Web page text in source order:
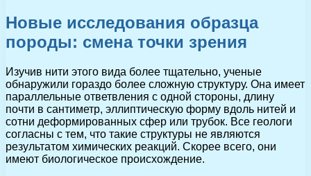
Новые исследования образца
породы: смена точки зрения
Изучив нити этого вида более тщательно, ученые
обнаружили гораздо более сложную структуру. Она имеет
параллельные ответвления с одной стороны, длину
почти в сантиметр, эллиптическую форму вдоль нитей и
сотни деформированных сфер или трубок. Все геологи
согласны с тем, что такие структуры не являются
результатом химических реакций. Скорее всего, они
имеют биологическое происхождение.